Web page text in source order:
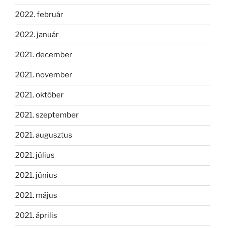
2022. február
2022. január
2021. december
2021. november
2021. október
2021. szeptember
2021. augusztus
2021. július
2021. június
2021. május
2021. április